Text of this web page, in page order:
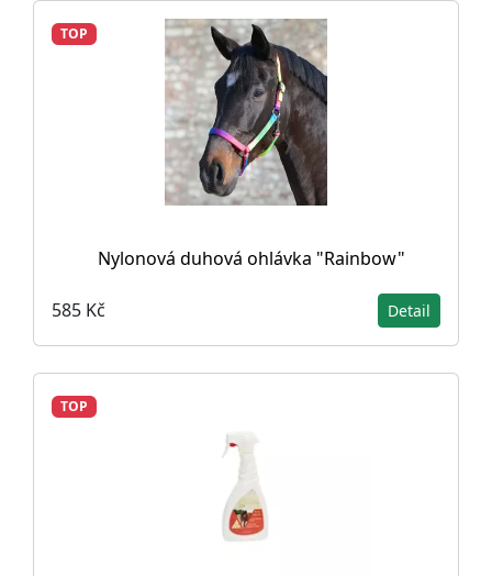
TOP
Nylonová duhová ohlávka "Rainbow"
585 Kč Detail
TOP